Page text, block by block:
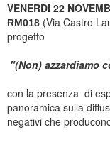
VENERDI 22
RM018 (Via Castro
progetto
"(Non) azzardiamo
con la presenza di
panoramica sulla
negativi che